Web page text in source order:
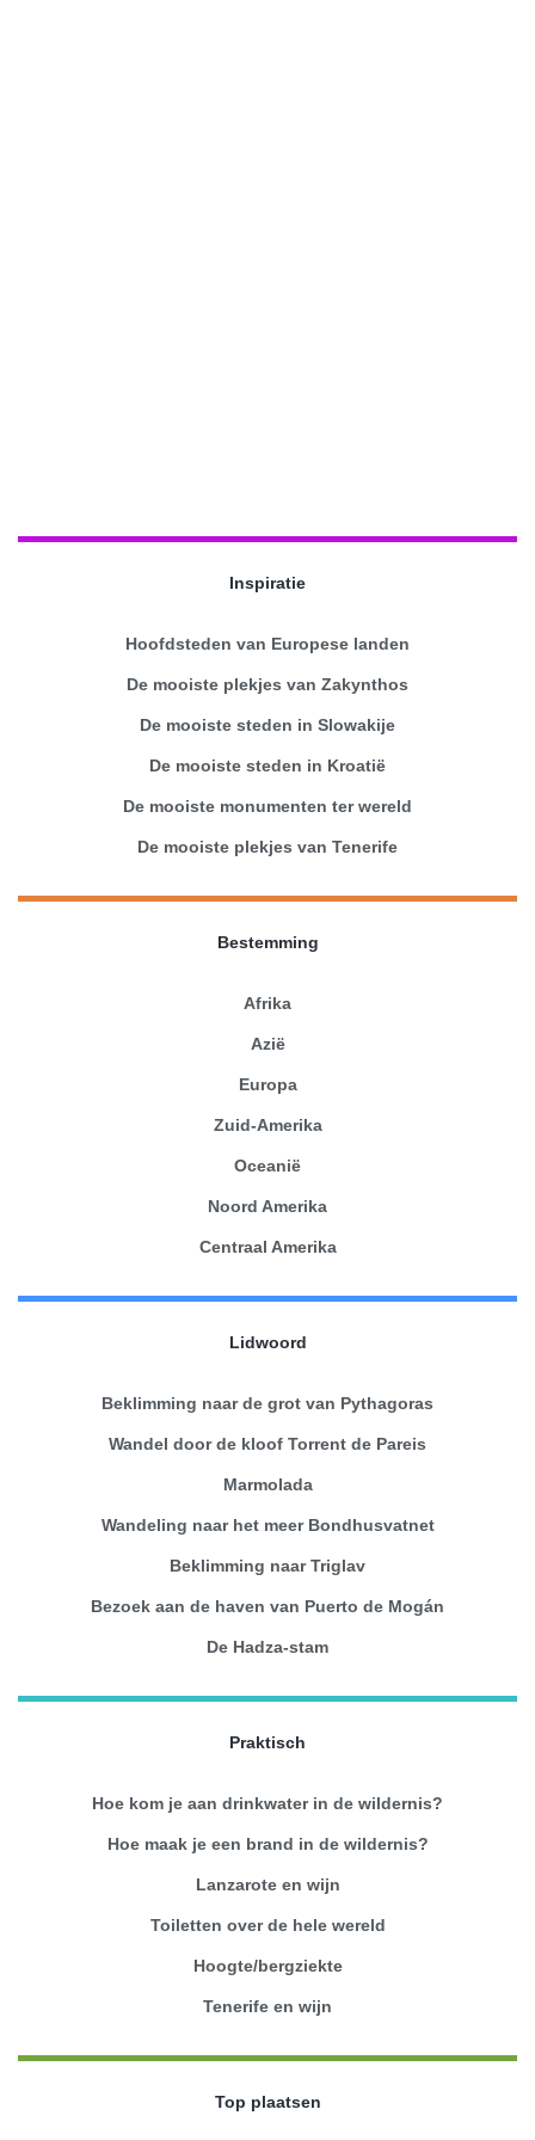
Inspiratie
Hoofdsteden van Europese landen
De mooiste plekjes van Zakynthos
De mooiste steden in Slowakije
De mooiste steden in Kroatië
De mooiste monumenten ter wereld
De mooiste plekjes van Tenerife
Bestemming
Afrika
Azië
Europa
Zuid-Amerika
Oceanië
Noord Amerika
Centraal Amerika
Lidwoord
Beklimming naar de grot van Pythagoras
Wandel door de kloof Torrent de Pareis
Marmolada
Wandeling naar het meer Bondhusvatnet
Beklimming naar Triglav
Bezoek aan de haven van Puerto de Mogán
De Hadza-stam
Praktisch
Hoe kom je aan drinkwater in de wildernis?
Hoe maak je een brand in de wildernis?
Lanzarote en wijn
Toiletten over de hele wereld
Hoogte/bergziekte
Tenerife en wijn
Top plaatsen